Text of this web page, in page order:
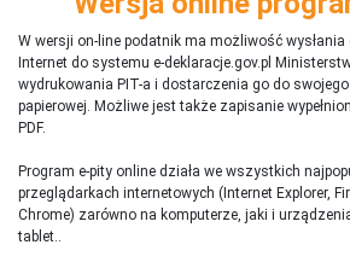
W wersji on-line podatnik ma możliwość wysłania
Internet do systemu e-deklaracje.gov.pl
wydrukowania PIT-a i dostarczenia go do
papierowej. Możliwe jest także zapisanie
PDF.
Program e-pity online działa we wszystkich
przeglądarkach internetowych (Internet Explorer,
Chrome) zarówno na komputerze, jaki i
tablet..